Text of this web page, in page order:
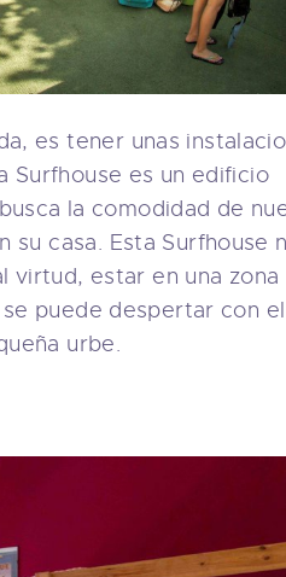
es tener unas
Surfhouse es un edificio
la comodidad de
su casa. Esta Surfhouse
virtud, estar en una zona
puede despertar con
urbe.